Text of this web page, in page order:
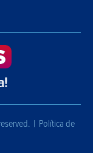
| Política de